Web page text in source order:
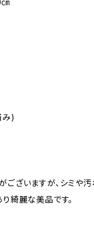
み)
ございますが、シミや
綺麗な美品です。